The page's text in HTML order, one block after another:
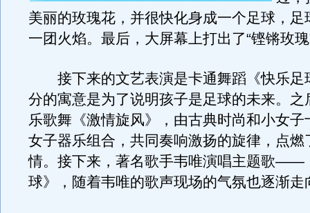
美丽的玫瑰花，并很快化身成一个足球，足
一团火焰。最后，大屏幕上打出了“铿锵玫
接下来的文艺表演是卡通舞蹈《快乐
分的寓意是为了说明孩子是足球的未来。之
乐歌舞《激情旋风》，由古典时尚和小女子
女子器乐组合，共同奏响激扬的旋律，点燃
情。接下来，著名歌手韦唯演唱主题歌——
球》，随着韦唯的歌声现场的气氛也逐渐走